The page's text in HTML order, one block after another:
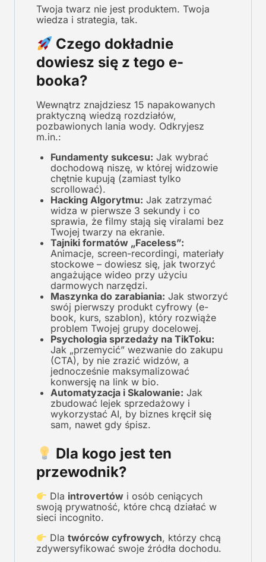
Twoja twarz nie jest produktem. Twoja
wiedza i strategia, tak.
Czego dokładnie
dowiesz się z tego e-
booka?
Wewnątrz znajdziesz 15 napakowanych
praktyczną wiedzą rozdziałów,
pozbawionych lania wody. Odkryjesz
m.in.:
Fundamenty sukcesu: Jak wybrać
dochodową niszę, w której widzowie
chętnie kupują (zamiast tylko
scrollować).
Hacking Algorytmu: Jak zatrzymać
widza w pierwsze 3 sekundy i co
sprawia, że filmy stają się viralami bez
Twojej twarzy na ekranie.
Tajniki formatów „Faceless”:
Animacje, screen-recordingi, materiały
stockowe – dowiesz się, jak tworzyć
angażujące wideo przy użyciu
darmowych narzędzi.
Maszynka do zarabiania: Jak stworzyć
swój pierwszy produkt cyfrowy (e-
book, kurs, szablon), który rozwiąże
problem Twojej grupy docelowej.
Psychologia sprzedaży na TikToku:
Jak „przemycić” wezwanie do zakupu
(CTA), by nie zrazić widzów, a
jednocześnie maksymalizować
konwersję na link w bio.
Automatyzacja i Skalowanie: Jak
zbudować lejek sprzedażowy i
wykorzystać AI, by biznes kręcił się
sam, nawet gdy śpisz.
Dla kogo jest ten
przewodnik?
Dla introvertów i osób ceniących
swoją prywatność, które chcą działać w
sieci incognito.
Dlatwórców cyfrowych, którzy chcą
zdywersyfikować swoje źródła dochodu.